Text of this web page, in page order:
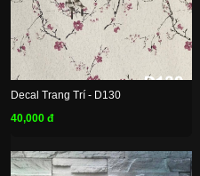
Decal Trang Trí - D130
40,000 đ